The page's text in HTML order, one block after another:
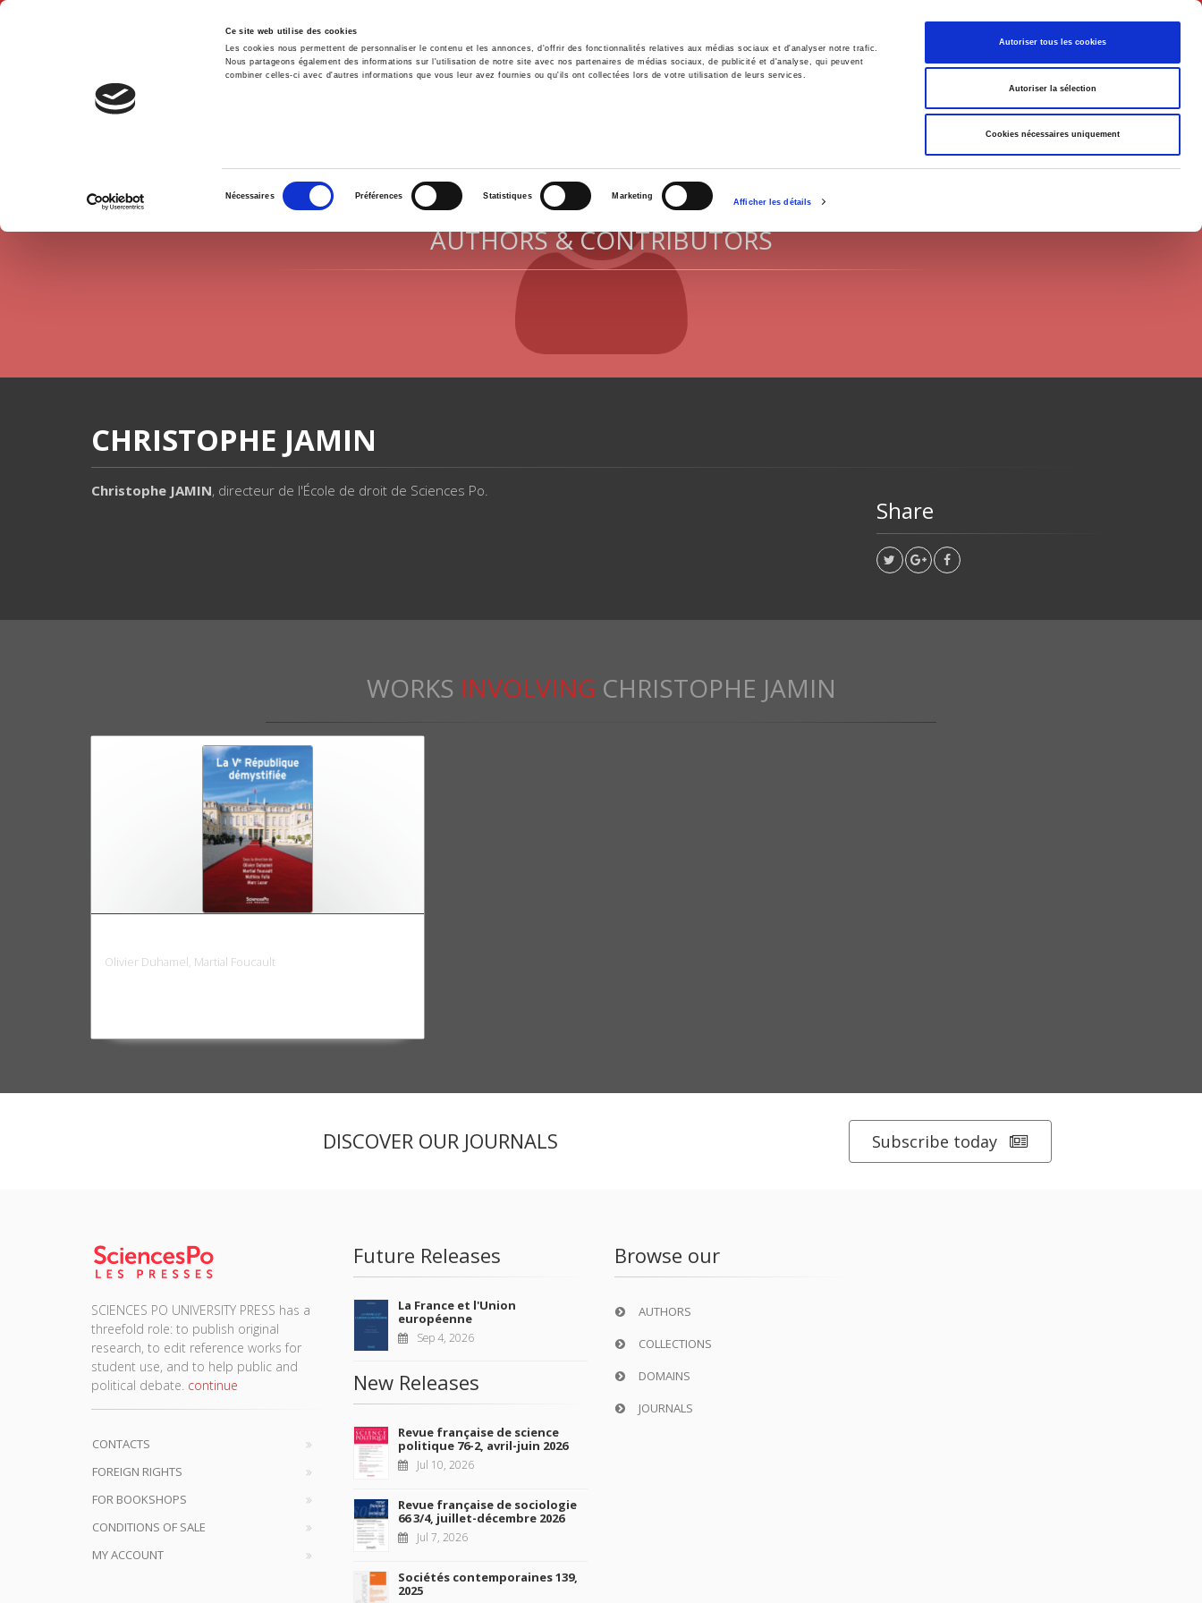
Ce site web utilise des cookies
Les cookies nous permettent de personnaliser le contenu et les annonces, d'offrir des fonctionnalités relatives aux médias sociaux et d'analyser notre trafic.
Nous partageons également des informations sur l'utilisation de notre site avec nos partenaires de médias sociaux, de publicité et d'analyse, qui peuvent
combiner celles-ci avec d'autres informations que vous leur avez fournies ou qu'ils ont collectées lors de votre utilisation de leurs services.
consentement
Nécessaires Préférences Statistiques Marketing
Afficher les détails
Autoriser tous les cookies
Autoriser la sélection
Cookies nécessaires uniquement
English
Home Environment History International Politics
AUTHORS & CONTRIBUTORS
CHRISTOPHE JAMIN
Christophe JAMIN, directeur de l'École de droit de Sciences Po.
Share
WORKS INVOLVING CHRISTOPHE JAMIN
Olivier Duhamel, Martial Foucault
DISCOVER OUR JOURNALS Subscribe today
SCIENCES PO UNIVERSITY PRESS has a
threefold role: to publish original
research, to edit reference works for
student use, and to help public and
political debate. continue
CONTACTS
FOREIGN RIGHTS
FOR BOOKSHOPS
CONDITIONS OF SALE
MY ACCOUNT
Future Releases
La France et l'Union
européenne
Sep 4, 2026
New Releases
Revue française de science
politique 76-2, avril-juin 2026
Jul 10, 2026
Revue française de sociologie
66 3/4, juillet-décembre 2026
Jul 7, 2026
Sociétés contemporaines 139,
2025
Browse our
AUTHORS
COLLECTIONS
DOMAINS
JOURNALS